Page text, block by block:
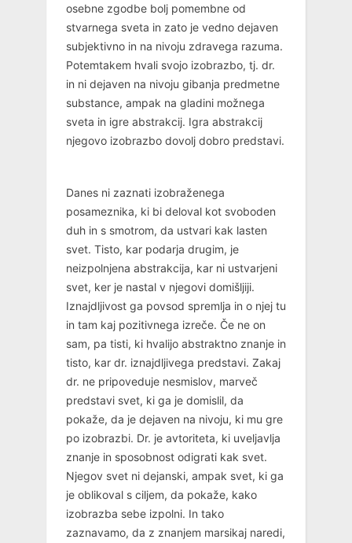
osebne zgodbe bolj pomembne od
stvarnega sveta in zato je vedno dejaven
subjektivno in na nivoju zdravega razuma.
Potemtakem hvali svojo izobrazbo, tj. dr.
in ni dejaven na nivoju gibanja predmetne
substance, ampak na gladini možnega
sveta in igre abstrakcij. Igra abstrakcij
njegovo izobrazbo dovolj dobro predstavi.
Danes ni zaznati izobraženega
posameznika, ki bi deloval kot svoboden
duh in s smotrom, da ustvari kak lasten
svet. Tisto, kar podarja drugim, je
neizpolnjena abstrakcija, kar ni ustvarjeni
svet, ker je nastal v njegovi domišljiji.
Iznajdljivost ga povsod spremlja in o njej tu
in tam kaj pozitivnega izreče. Če ne on
sam, pa tisti, ki hvalijo abstraktno znanje in
tisto, kar dr. iznajdljivega predstavi. Zakaj
dr. ne pripoveduje nesmislov, marveč
predstavi svet, ki ga je domislil, da
pokaže, da je dejaven na nivoju, ki mu gre
po izobrazbi. Dr. je avtoriteta, ki uveljavlja
znanje in sposobnost odigrati kak svet.
Njegov svet ni dejanski, ampak svet, ki ga
je oblikoval s ciljem, da pokaže, kako
izobrazba sebe izpolni. In tako
zaznavamo, da z znanjem marsikaj naredi,